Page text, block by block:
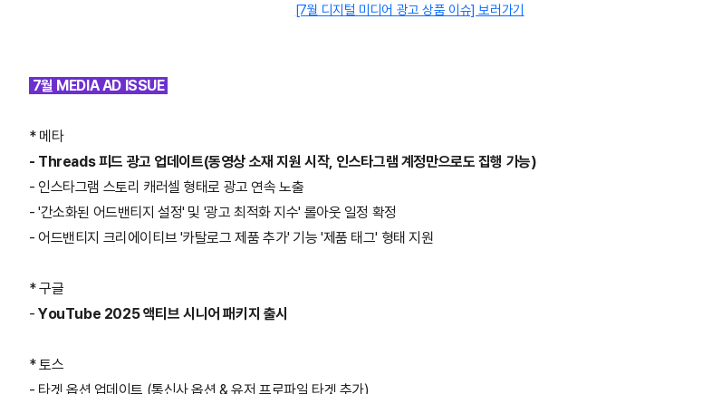
[7월 디지털 미디어 광고 상품 이슈] 보러가기
7월 MEDIA AD ISSUE
* 메타
- Threads 피드 광고 업데이트(동영상 소재 지원 시작, 인스타그램 계정만으로도 집행 가능)
- 인스타그램 스토리 캐러셀 형태로 광고 연속 노출
- '간소화된 어드밴티지 설정' 및 '광고 최적화 지수' 롤아웃 일정 확정
- 어드밴티지 크리에이티브 '카탈로그 제품 추가' 기능 '제품 태그' 형태 지원
* 구글
-YouTube 2025 액티브 시니어 패키지 출시
* 토스
- 타겟 옵션 업데이트 (통신사 옵션 & 유저 프로파일 타겟 추가)